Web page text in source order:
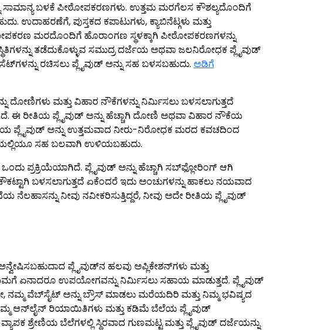
ಸಾಮಾನ್ಯ ಬಳಕೆ ಪೀಠೋಪಕರಣಗಳು. ಉತ್ತಮ ಮರಗೆಲಸ ಕೌಶಲ್ಯದೊಂದಿಗೆ
ಪುಸ್ತಕದ ಕಪಾಟುಗಳು, ಕ್ಯಾಬಿನೆಟ್ಗಳು ಮತ್ತು
ಮರದೊಂದಿಗೆ ಹೊರಾಂಗಣ ಸ್ಥಳಕ್ಕಾಗಿ ಪೀಠೋಪಕರಣಗಳನ್ನು
ತಡೆದುಕೊಳ್ಳುವ ಸಮುದ್ರ ದರ್ಜೆಯ ಅಥವಾ ಜಲನಿರೋಧಕ ಪ್ಲೈವುಡ್
ರಚಿಸಲು ಪ್ಲೈವುಡ್ ಅನ್ನು ಸಹ ಬಳಸಬಹುದು. ಅಡಿಗೆ
ದೋಣಿಗಳು ಮತ್ತು ವಿಹಾರ ನೌಕೆಗಳನ್ನು ನಿರ್ಮಿಸಲು ಬಳಸಲಾಗುತ್ತದೆ
ಈ ರೀತಿಯ ಪ್ಲೈವುಡ್ ಅನ್ನು ಹೆಚ್ಚಾಗಿ ದೋಣಿ ಅಥವಾ ವಿಹಾರ ನೌಕೆಯ
ಪ್ಲೈವುಡ್ ಅನ್ನು ಉತ್ತಮವಾದ ನೀರು-ನಿರೋಧಕ ಮರದ ಕವಚದಿಂದ
ಸಹ ಬಲವಾಗಿ ಉಳಿಯಬಹುದು.
ಪ್ರಕ್ರಿಯೆಯಾಗಿದೆ. ಪ್ಲೈವುಡ್ ಅನ್ನು ಹೆಚ್ಚಾಗಿ ಸಬ್‌ಫ್ಲೋರಿಂಗ್ ಆಗಿ
ಬಳಸಲಾಗುತ್ತದೆ ಏಕೆಂದರೆ ಇದು ಅಂಚುಗಳನ್ನು ಹಾಕಲು ನಯವಾದ
ನೆಲಹಾಸನ್ನು ನೀವು ನವೀಕರಿಸುತ್ತಿದ್ದರೆ, ನೀವು ಅದೇ ರೀತಿಯ ಪ್ಲೈವುಡ್
ಪ್ಲೈವುಡ್‌ನ ಹಲವು ಅಪ್ಲಿಕೇಶನ್‌ಗಳು ಮತ್ತು
ಏನಾದರೂ ಉಪಯೋಗವನ್ನು ನಿರ್ಮಿಸಲು ಸಹಾಯ ಮಾಡುತ್ತದೆ. ಪ್ಲೈವುಡ್
ನಮ್ಮ ವೆಬ್‌ಸೈಟ್ ಅನ್ನು ಬ್ರೌಸ್ ಮಾಡಲು ಮರೆಯದಿರಿ ಮತ್ತು ನಿಮ್ಮ ಭವಿಷ್ಯದ
ಆನ್‌ಲೈನ್ ರಿಯಾಯಿತಿಗಳು ಮತ್ತು ಕಡಿಮೆ ಬೆಲೆಯ ಪ್ಲೈವುಡ್
ಶ್ರೇಣಿಯ ಬೆಲೆಗಳಲ್ಲಿ ಸ್ಥಿರವಾದ ಗುಣಮಟ್ಟ ಮತ್ತು ಪ್ಲೈವುಡ್ ದರ್ಜೆಯನ್ನು